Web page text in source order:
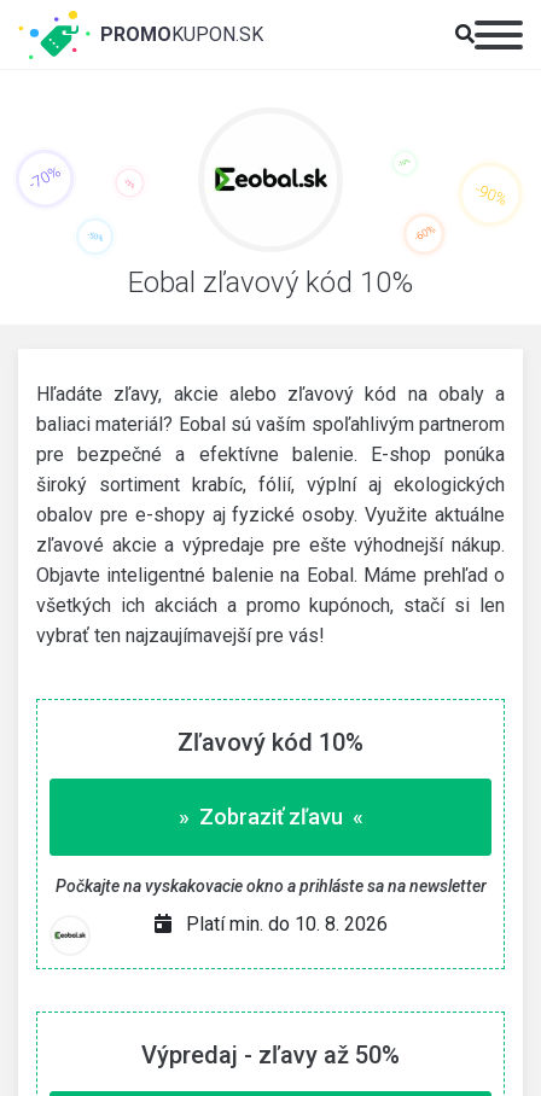
Eobal zľavový kód 10%
Hľadáte zľavy, akcie alebo zľavový kód na obaly a
baliaci materiál? Eobal sú vaším spoľahlivým partnerom
pre bezpečné a efektívne balenie. E-shop ponúka
široký sortiment krabíc, fólií, výplní aj ekologických
obalov pre e-shopy aj fyzické osoby. Využite aktuálne
zľavové akcie a výpredaje pre ešte výhodnejší nákup.
Objavte inteligentné balenie na Eobal. Máme prehľad o
všetkých ich akciách a promo kupónoch, stačí si len
vybrať ten najzaujímavejší pre vás!
Zľavový kód 10%
» Zobraziť zľavu «
Počkajte na vyskakovacie okno a prihláste sa na newsletter
Platí min. do 10. 8. 2026
Výpredaj - zľavy až 50%
PROMOKUPON.SK